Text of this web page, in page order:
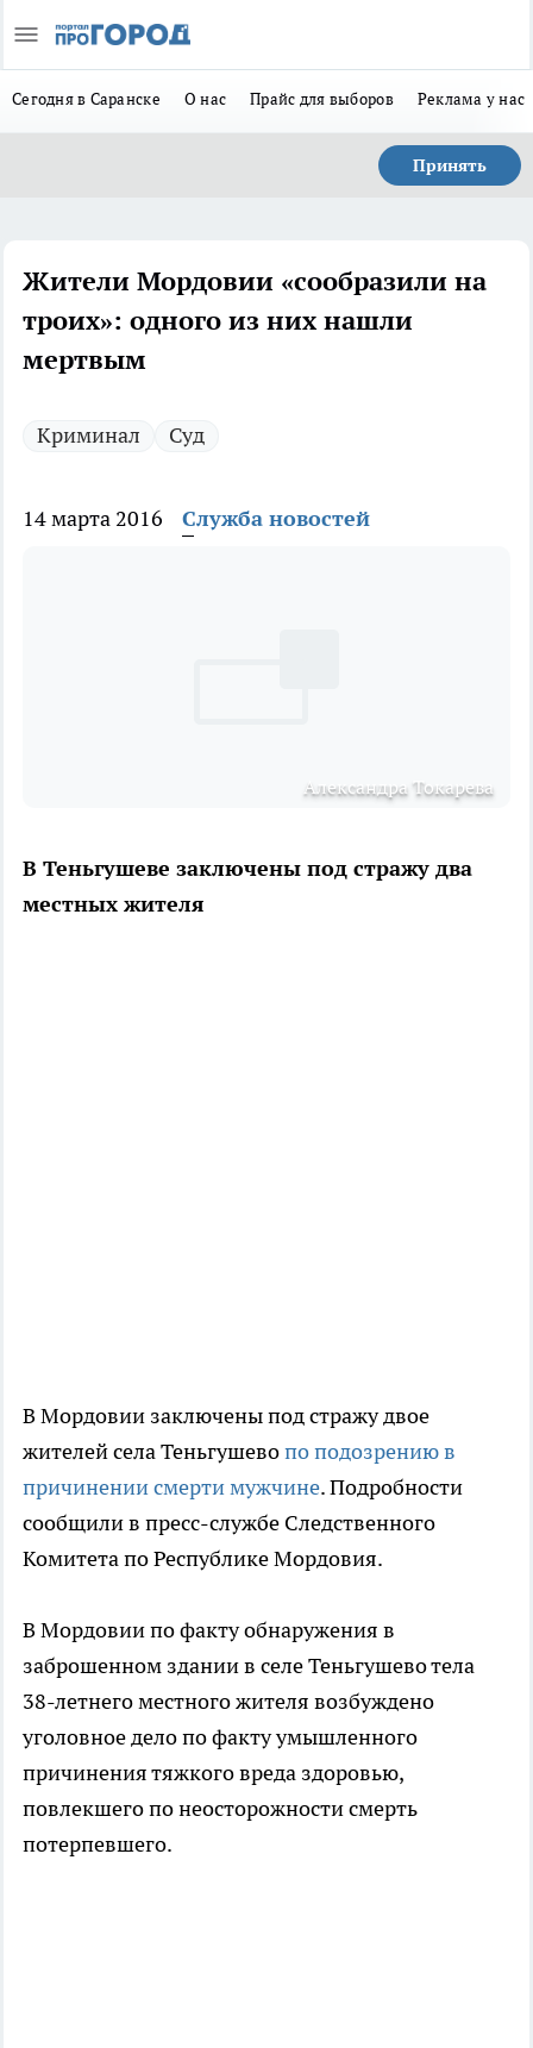
Сегодня в Саранске О нас Прайс для выборов Реклама у нас
Принять
Жители Мордовии «сообразили на
троих»: одного из них нашли
мертвым
Криминал Суд
14 марта 2016 Служба новостей
Александра Токарева
В Теньгушеве заключены под стражу два
местных жителя
В Мордовии заключены под стражу двое
жителей села Теньгушевопо подозрению в
причинении смерти мужчине. Подробности
сообщили в пресс-службе Следственного
Комитета по Республике Мордовия.
В Мордовии по факту обнаружения в
заброшенном здании в селе Теньгушево тела
38-летнего местного жителя возбуждено
уголовное дело по факту умышленного
причинения тяжкого вреда здоровью,
повлекшего по неосторожности смерть
потерпевшего.